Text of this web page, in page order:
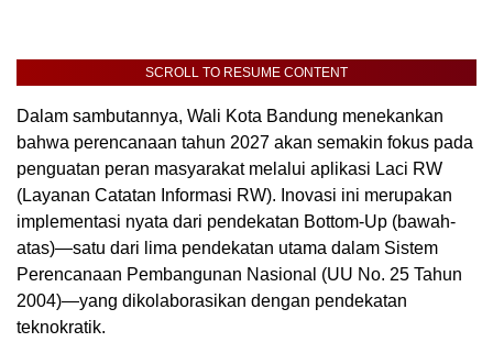
SCROLL TO RESUME CONTENT
Dalam sambutannya, Wali Kota Bandung menekankan
bahwa perencanaan tahun 2027 akan semakin fokus pada
penguatan peran masyarakat melalui aplikasi Laci RW
(Layanan Catatan Informasi RW). Inovasi ini merupakan
implementasi nyata dari pendekatan Bottom-Up (bawah-
atas)—satu dari lima pendekatan utama dalam Sistem
Perencanaan Pembangunan Nasional (UU No. 25 Tahun
2004)—yang dikolaborasikan dengan pendekatan
teknokratik.